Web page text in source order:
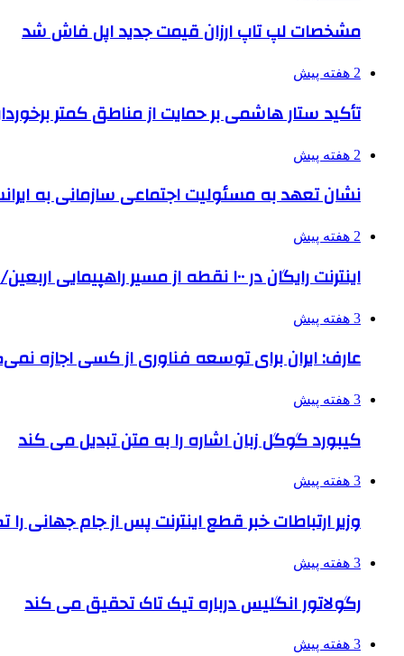
مشخصات لپ تاپ ارزان قیمت جدید اپل فاش شد
2 هفته پیش
تأکید ستار هاشمی بر حمایت از مناطق کمتر
2 هفته پیش
نشان تعهد به مسئولیت اجتماعی سازمانی به
2 هفته پیش
اینترنت رایگان در ۱۰۰ نقطه از مسیر راهپیمایی اربعین/ تامین ارز زائران
3 هفته پیش
عارف: ایران برای توسعه فناوری از کسی اجازه
3 هفته پیش
کیبورد گوگل زبان اشاره را به متن تبدیل می کند
3 هفته پیش
وزیر ارتباطات خبر قطع اینترنت پس از جام جهانی
3 هفته پیش
رگولاتور انگلیس درباره تیک تاک تحقیق می کند
3 هفته پیش